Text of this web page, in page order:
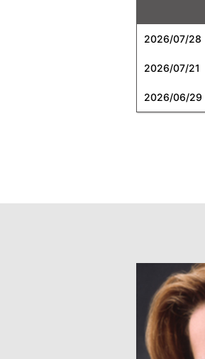
2026/07/28
2026/07/21
2026/06/29